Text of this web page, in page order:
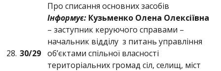
28. 30/29
Про списання основних засобів
Інформує: Кузьменко Олена Олексіївна
– заступник керуючого справами –
начальник відділу з питань управління
об’єктами спільної власності
територіальних громад сіл, селищ, міст